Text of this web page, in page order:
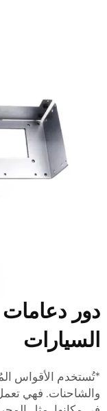
دعامات
الأقواس
فهي تعمل